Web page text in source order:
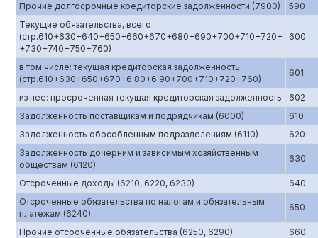
Прочие долгосрочные кредиторские задолженности (7900)
590
Текущие обязательства, всего
(стр.610+630+640+650+660+670+680+690+700+710+720+
+730+740+750+760)
600
в том числе: текущая кредиторская задолженность
(стр.610+630+650+670+6 80+6 90+700+710+720+760)
601
из нее: просроченная текущая кредиторская задолженность
602
Задолженность поставщикам и подрядчикам (6000)
610
Задолженность обособленным подразделениям (6110)
620
Задолженность дочерним и зависимым хозяйственным
обществам (6120)
630
Отсроченные доходы (6210, 6220, 6230)
640
Отсроченные обязательства по налогам и обязательным
платежам (6240)
650
Прочие отсроченные обязательства (6250, 6290)
660